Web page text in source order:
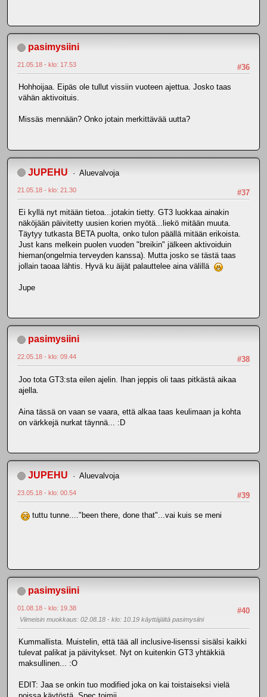
pasimysiini
#36
21.05.18 - klo: 17.53
Hohhoijaa. Eipäs ole tullut vissiin vuoteen ajettua. Josko taas
vähän aktivoituis.
Missäs mennään? Onko jotain merkittävää uutta?
JUPEHU Aluevalvoja
#37
21.05.18 - klo: 21.30
Ei kyllä nyt mitään tietoa...jotakin tietty. GT3 luokkaa ainakin
näköjään päivitetty uusien korien myötä...liekö mitään muuta.
Täytyy tutkasta BETA puolta, onko tulon päällä mitään erikoista.
Just kans melkein puolen vuoden "breikin" jälkeen aktivoiduin
hieman(ongelmia terveyden kanssa). Mutta josko se tästä taas
jollain taoaa lähtis. Hyvä ku äijät palauttelee aina välillä
Jupe
pasimysiini
#38
22.05.18 - klo: 09.44
Joo tota GT3:sta eilen ajelin. Ihan jeppis oli taas pitkästä aikaa
ajella.
Aina tässä on vaan se vaara, että alkaa taas keulimaan ja kohta
on värkkejä nurkat täynnä... :D
JUPEHU Aluevalvoja
#39
23.05.18 - klo: 00.54
tuttu tunne...."been there, done that"...vai kuis se meni
pasimysiini
#40
01.08.18 - klo: 19.38
Viimeisin muokkaus: 02.08.18 - klo: 10.19 käyttäjältä pasimysiini
Kummallista. Muistelin, että tää all inclusive-lisenssi sisälsi kaikki
tulevat palikat ja päivitykset. Nyt on kuitenkin GT3 yhtäkkiä
maksullinen... :O
EDIT: Jaa se onkin tuo modified joka on kai toistaiseksi vielä